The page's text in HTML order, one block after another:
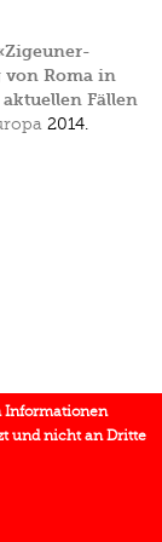
von Roma in
Fällen
2014.
Informationen
und nicht an Dritte